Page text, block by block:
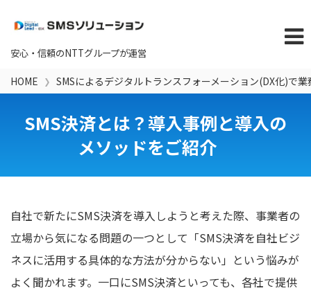
HOME SMSによるデジタルトランスフォーメーション(DX化)で
SMS決済とは？導入事例と導入の
メソッドをご紹介
自社で新たにSMS決済を導入しようと考えた際、事業者の
立場から気になる問題の一つとして「SMS決済を自社ビジ
ネスに活用する具体的な方法が分からない」という悩みが
よく聞かれます。一口にSMS決済といっても、各社で提供